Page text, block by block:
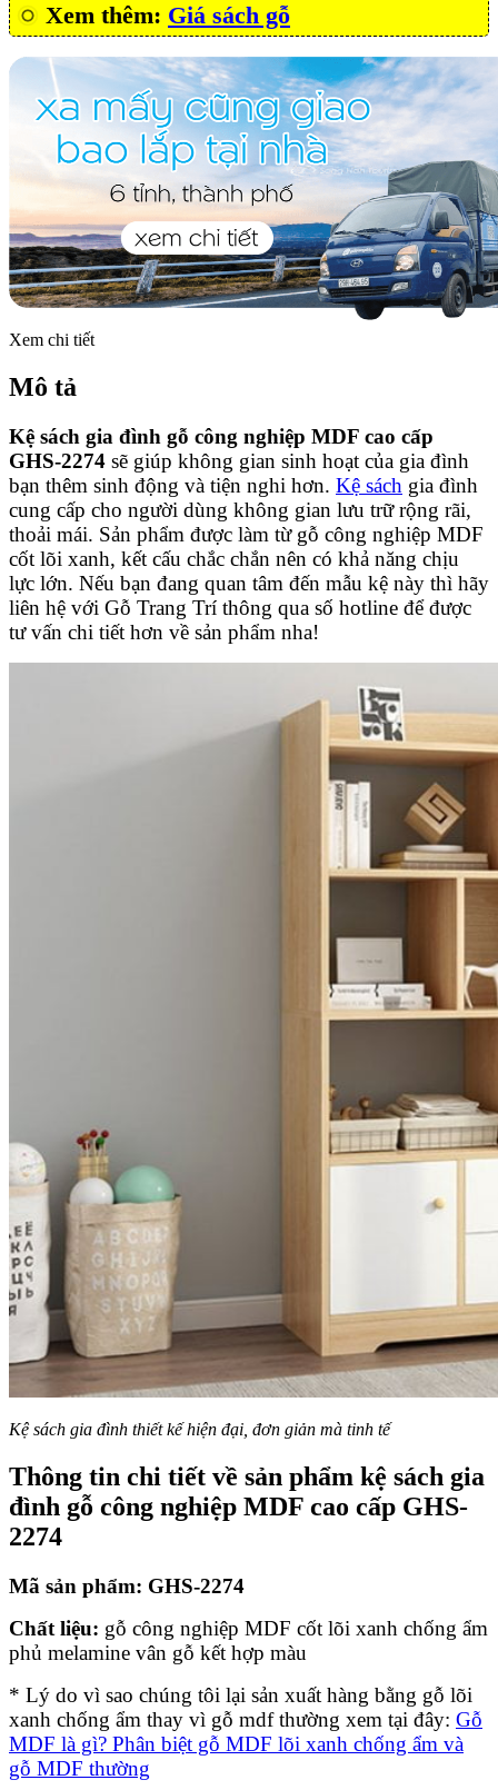
Xem thêm: Giá sách gỗ
Xem chi tiết
Mô tả
Kệ sách gia đình gỗ công nghiệp MDF cao cấp
GHS-2274 sẽ giúp không gian sinh hoạt của gia đình
bạn thêm sinh động và tiện nghi hơn. Kệ sách gia đình
cung cấp cho người dùng không gian lưu trữ rộng rãi,
thoải mái. Sản phẩm được làm từ gỗ công nghiệp MDF
cốt lõi xanh, kết cấu chắc chắn nên có khả năng chịu
lực lớn. Nếu bạn đang quan tâm đến mẫu kệ này thì hãy
liên hệ với Gỗ Trang Trí thông qua số hotline để được
tư vấn chi tiết hơn về sản phẩm nha!
Kệ sách gia đình thiết kế hiện đại, đơn giản mà tinh tế
Thông tin chi tiết về sản phẩm kệ sách gia
đình gỗ công nghiệp MDF cao cấp GHS-
2274
Mã sản phẩm: GHS-2274
Chất liệu: gỗ công nghiệp MDF cốt lõi xanh chống ẩm
phủ melamine vân gỗ kết hợp màu
* Lý do vì sao chúng tôi lại sản xuất hàng bằng gỗ lõi
xanh chống ẩm thay vì gỗ mdf thường xem tại đây: Gỗ
MDF là gì? Phân biệt gỗ MDF lõi xanh chống ẩm và
gỗ MDF thường